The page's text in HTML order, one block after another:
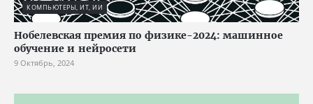
КОМПЬЮТЕРЫ, ИТ, ИИ
Нобелевская премия по физике-2024: машинное
обучение и нейросети
9 Октябрь, 2024